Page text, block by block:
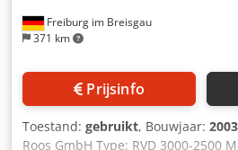
Freiburg im Breisgau
371 km
Prijsinfo
Toestand: gebruikt, Bouwjaar: 2003
Roos GmbH Type: RVD 3000-2500